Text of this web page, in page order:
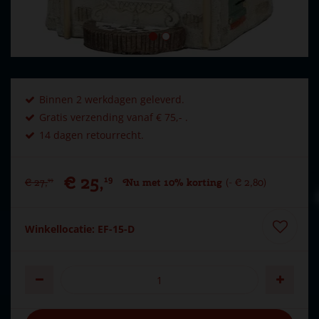
Binnen 2 werkdagen geleverd.
Gratis verzending vanaf € 75,- .
14 dagen retourrecht.
€ 27,99 € 25,19 Nu met 10% korting € 2,80
Winkellocatie: EF-15-D